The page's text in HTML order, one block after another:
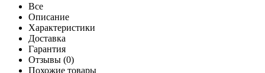
Все
Описание
Характеристики
Доставка
Гарантия
Отзывы (0)
Похожие товары